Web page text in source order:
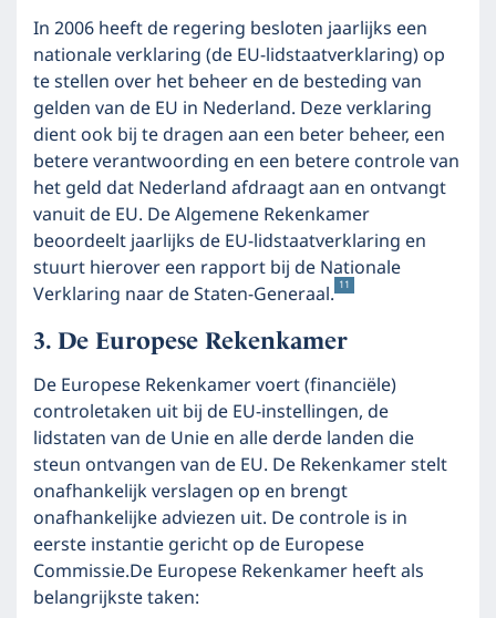
In 2006 heeft de regering besloten jaarlijks een
nationale verklaring (de EU-lidstaatverklaring) op
te stellen over het beheer en de besteding van
gelden van de EU in Nederland. Deze verklaring
dient ook bij te dragen aan een beter beheer, een
betere verantwoording en een betere controle van
het geld dat Nederland afdraagt aan en ontvangt
vanuit de EU. De Algemene Rekenkamer
beoordeelt jaarlijks de EU-lidstaatverklaring en
stuurt hierover een rapport bij de Nationale
Verklaring naar de Staten-Generaal. 11
De Europese Rekenkamer
De Europese Rekenkamer voert (financiële)
controletaken uit bij de EU-instellingen, de
lidstaten van de Unie en alle derde landen die
steun ontvangen van de EU. De Rekenkamer stelt
onafhankelijk verslagen op en brengt
onafhankelijke adviezen uit. De controle is in
eerste instantie gericht op de Europese
Commissie.De Europese Rekenkamer heeft als
belangrijkste taken: